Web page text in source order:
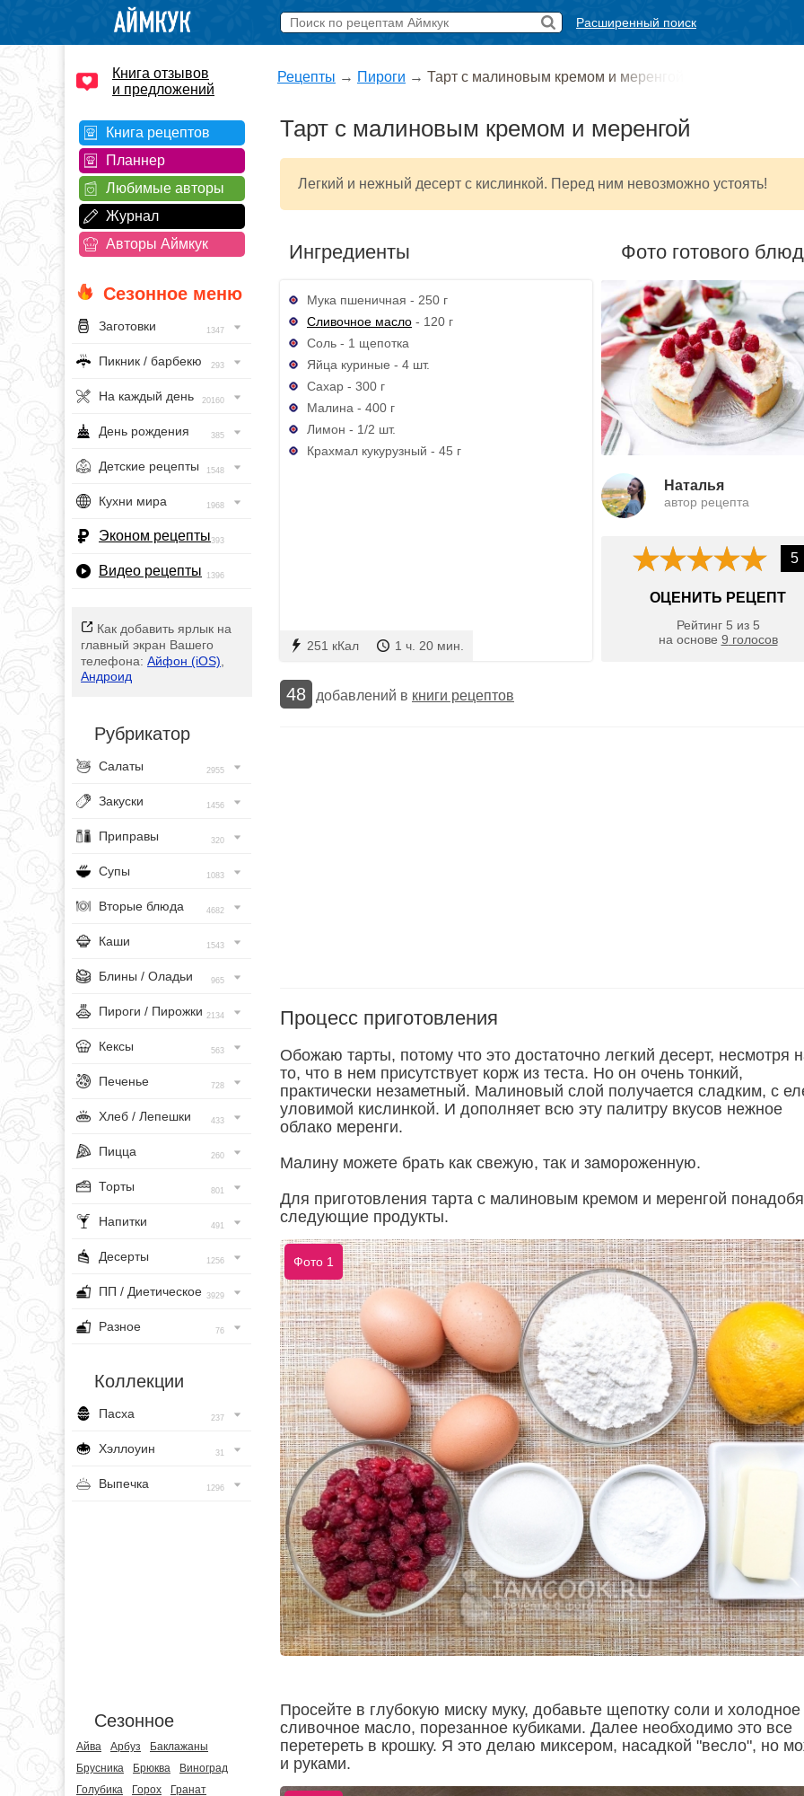
Расширенный поиск
Книга отзывов
и предложений
Книга рецептов
Планнер
Любимые авторы
Журнал
Авторы Аймкук
Сезонное меню
Заготовки 1347
Пикник / барбекю 293
На каждый день 20160
День рождения 385
Детские рецепты 1548
Кухни мира 1968
Эконом рецепты393
Видео рецепты 1396
Как добавить ярлык на
главный экран Вашего
телефона: Айфон (iOS)
Андроид
Рубрикатор
Салаты 2955
Закуски 1456
Приправы 320
Супы 1083
Вторые блюда 4682
Каши 1543
Блины / Оладьи 965
Пироги / Пирожки 2134
Кексы 563
Печенье 728
Хлеб / Лепешки 433
Пицца 260
Торты 801
Напитки 491
Десерты 1256
ПП / Диетическое 3929
Разное 76
Коллекции
Пасха 237
Хэллоуин 31
Выпечка 1296
Сезонное
Айва Арбуз
Баклажаны
Брусника
Брюква
Виноград
Голубика
Горох
Гранат
Рецепты → Пироги → Тарт с малиновым кремом и меренгой
Тарт с малиновым кремом и меренгой
Легкий и нежный десерт с кислинкой. Перед ним невозможно устоять!
Ингредиенты
Мука пшеничная - 250 г
Сливочное масло - 120 г
Соль - 1 щепотка
Яйца куриные - 4 шт.
Сахар - 300 г
Малина - 400 г
Лимон - 1/2 шт.
Крахмал кукурузный - 45 г
251 кКал 1 ч. 20 мин.
Фото готового
Наталья
автор рецепта
5
ОЦЕНИТЬ РЕЦЕПТ
Рейтинг 5 из 5
на основе 9 голосов
48 добавлений в книги рецептов
Процесс приготовления
Обожаю тарты, потому что это достаточно легкий десерт, несмотря
то, что в нем присутствует корж из теста. Но он очень тонкий,
практически незаметный. Малиновый слой получается сладким, с
уловимой кислинкой. И дополняет всю эту палитру вкусов нежное
облако меренги.
Малину можете брать как свежую, так и замороженную.
Для приготовления тарта с малиновым кремом и меренгой
следующие продукты.
Фото 1
Просейте в глубокую миску муку, добавьте щепотку соли и холодное
сливочное масло, порезанное кубиками. Далее необходимо это все
перетереть в крошку. Я это делаю миксером, насадкой "весло", но
и руками.